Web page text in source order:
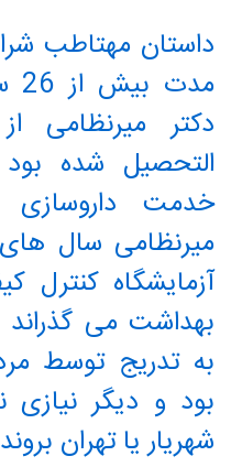
داستان مهتاطب
دکتر میرنظامی
خدمت داروسازی
آزمایشگاه کنترل
بهداشت می گذراند
به تدریج توسط
بود و دیگر نیازی
شهریار یا تهران